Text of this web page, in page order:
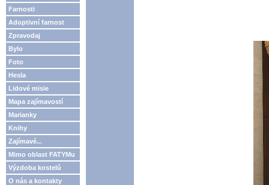
Farnosti
Adoptivní farnost
Zpravodaj
Bylo
Foto
Hesla
Lidové misie
Mapa zajímavostí
Marianky
Knihy
Zajímavé...
Mimo oblast FATYMu
Výzdoba kostelů
O nás a kontakty